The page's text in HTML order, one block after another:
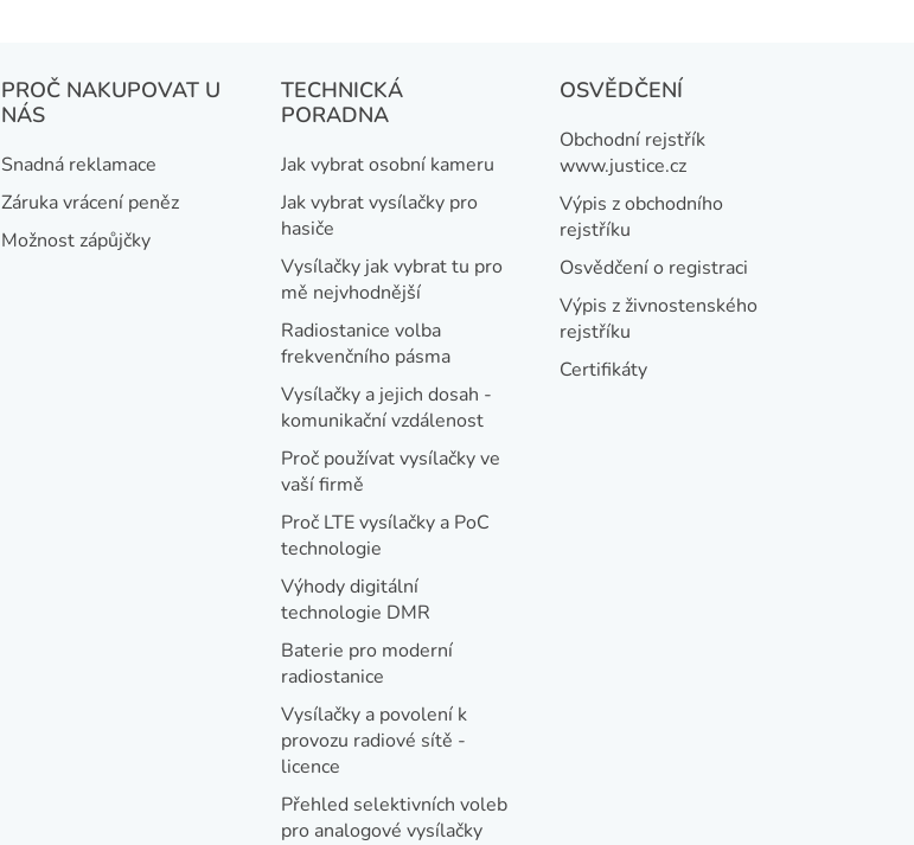
PROČ NAKUPOVAT U
NÁS
Snadná reklamace
Záruka vrácení peněz
Možnost zápůjčky
TECHNICKÁ
PORADNA
Jak vybrat osobní kameru
Jak vybrat vysílačky pro
hasiče
Vysílačky jak vybrat tu pro
mě nejvhodnější
Radiostanice volba
frekvenčního pásma
Vysílačky a jejich dosah -
komunikační vzdálenost
Proč používat vysílačky ve
vaší firmě
Proč LTE vysílačky a PoC
technologie
Výhody digitální
technologie DMR
Baterie pro moderní
radiostanice
Vysílačky a povolení k
provozu radiové sítě -
licence
Přehled selektivních voleb
pro analogové vysílačky
OSVĚDČENÍ
Obchodní rejstřík
www.justice.cz
Výpis z obchodního
rejstříku
Osvědčení o registraci
Výpis z živnostenského
rejstříku
Certifikáty